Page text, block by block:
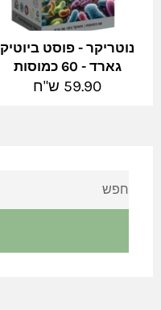
נוטריקר - פוסט ביוטיק
גארד - 60 כמוסות
מחיר
59.90 ש"ח